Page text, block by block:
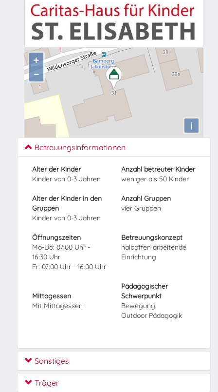
+
−
i
Betreuungsinformationen
Alter der Kinder
Kinder von 0-3 Jahren
Alter der Kinder in den
Gruppen
Kinder von 0-3 Jahren
Anzahl betreuter Kinder
weniger als 50 Kinder
Anzahl Gruppen
vier Gruppen
Öffnungszeiten
Mo-Do: 07:00 Uhr -
16:30 Uhr
Fr: 07:00 Uhr - 16:00 Uhr
Mittagessen
Mit Mittagessen
Betreuungskonzept
halboffen arbeitende
Einrichtung
Pädagogischer
Schwerpunkt
Bewegung
Outdoor Pädagogik
Sonstiges
Träger